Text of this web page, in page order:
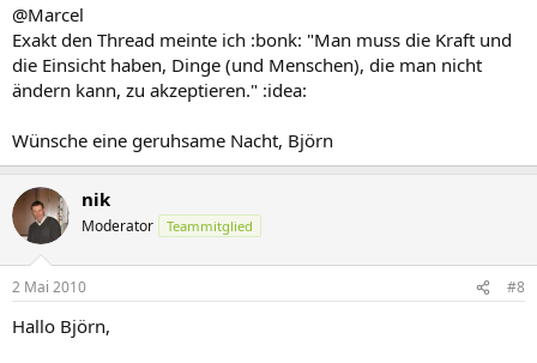
@Marcel
Exakt den Thread meinte ich :bonk: "Man muss die Kraft und
die Einsicht haben, Dinge (und Menschen), die man nicht
ändern kann, zu akzeptieren." :idea:
Wünsche eine geruhsame Nacht, Björn
nik
Moderator Teammitglied
2 Mai 2010 #8
Hallo Björn,